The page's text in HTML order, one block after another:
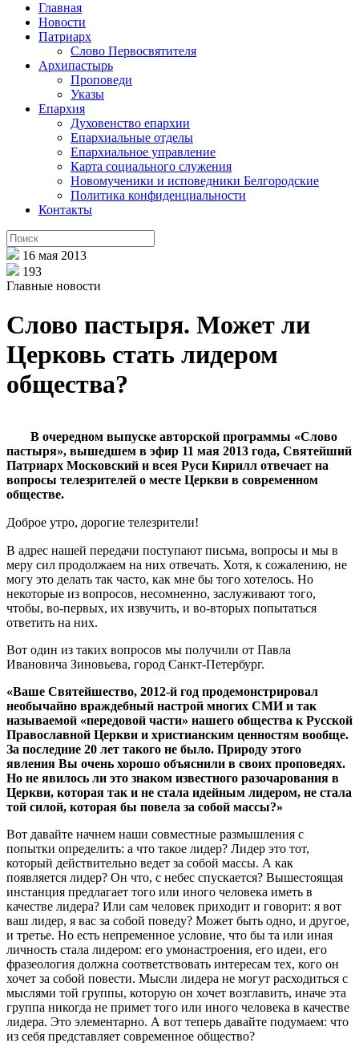
Главная
Новости
Патриарх
Слово Первосвятителя
Архипастырь
Проповеди
Указы
Епархия
Духовенство епархии
Епархиальные отделы
Епархиальное управление
Карта социального служения
Новомученики и исповедники Белгородские
Политика конфиденциальности
Контакты
16 мая 2013
193
Главные новости
Слово пастыря. Может ли
Церковь стать лидером
общества?
В очередном выпуске авторской программы «Слово
пастыря», вышедшем в эфир 11 мая 2013 года, Святейший
Патриарх Московский и всея Руси Кирилл отвечает на
вопросы телезрителей о месте Церкви в современном
обществе.
Доброе утро, дорогие телезрители!
В адрес нашей передачи поступают письма, вопросы и мы в
меру сил продолжаем на них отвечать. Хотя, к сожалению, не
могу это делать так часто, как мне бы того хотелось. Но
некоторые из вопросов, несомненно, заслуживают того,
чтобы, во-первых, их извучить, и во-вторых попытаться
ответить на них.
Вот один из таких вопросов мы получили от Павла
Ивановича Зиновьева, город Санкт-Петербург.
«Ваше Святейшество, 2012-й год продемонстрировал
необычайно враждебный настрой многих СМИ и так
называемой «передовой части» нашего общества к Русской
Православной Церкви и христианским ценностям вообще.
За последние 20 лет такого не было. Природу этого
явления Вы очень хорошо объяснили в своих проповедях.
Но не явилось ли это знаком известного разочарования в
Церкви, которая так и не стала идейным лидером, не стала
той силой, которая бы повела за собой массы?»
Вот давайте начнем наши совместные размышления с
попытки определить: а что такое лидер? Лидер это тот,
который действительно ведет за собой массы. А как
появляется лидер? Он что, с небес спускается? Вышестоящая
инстанция предлагает того или иного человека иметь в
качестве лидера? Или сам человек приходит и говорит: я вот
ваш лидер, я вас за собой поведу? Может быть одно, и другое,
и третье. Но есть непременное условие, что бы та или иная
личность стала лидером: его умонастроения, его идеи, его
фразеология должна соответствовать интересам тех, кого он
хочет за собой повести. Мысли лидера не могут расходиться с
мыслями той группы, которую он хочет возглавить, иначе эта
группа никогда не примет того или иного человека в качестве
лидера. Это элементарно. А вот теперь давайте подумаем: что
из себя представляет современное общество?